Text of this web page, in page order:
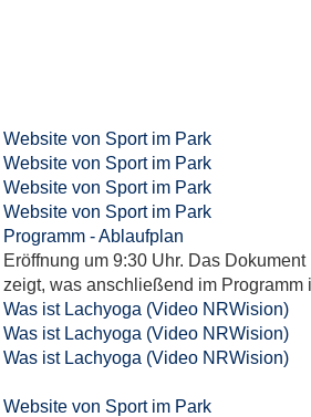
Website von Sport im Park
Website von Sport im Park
Website von Sport im Park
Website von Sport im Park
Programm - Ablaufplan
Eröffnung um 9:30 Uhr. Das Dokument
zeigt, was anschließend im Programm
Was ist Lachyoga (Video NRWision)
Was ist Lachyoga (Video NRWision)
Was ist Lachyoga (Video NRWision)
Website von Sport im Park